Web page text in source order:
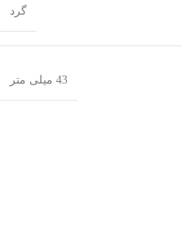
گرد
43 میلی متر